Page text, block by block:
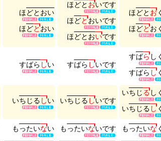
ほどと おい
ほどとおい
ほどと おいです
ほどとおいです
ほどと おいです
ほどと おく
ほどとお く
すばら しい すばら しいです
すばらし く
すばら しく
いち じる しい いち じる しいです
いち じるし く
いち じる しく
も ったいない も ったいないです も ったいなく